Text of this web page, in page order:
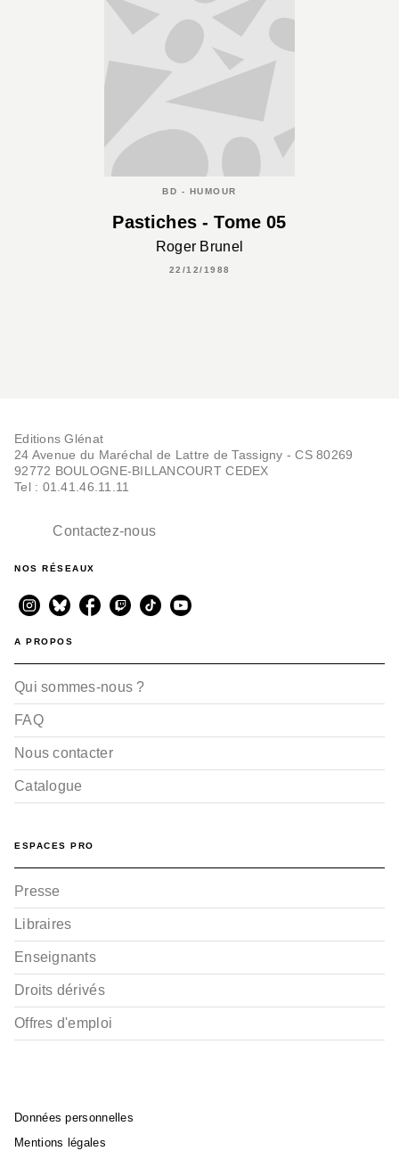
BD - HUMOUR
Pastiches - Tome 05
Roger Brunel
22/12/1988
Editions Glénat
24 Avenue du Maréchal de Lattre de Tassigny - CS 80269
92772 BOULOGNE-BILLANCOURT CEDEX
Tel : 01.41.46.11.11
Contactez-nous
NOS RÉSEAUX
A PROPOS
Qui sommes-nous ?
FAQ
Nous contacter
Catalogue
ESPACES PRO
Presse
Libraires
Enseignants
Droits dérivés
Offres d'emploi
Données personnelles
Mentions légales